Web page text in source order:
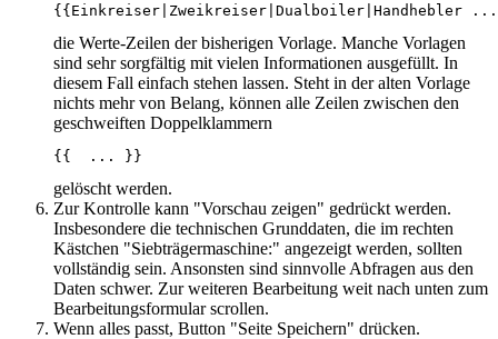
{{Einkreiser|Zweikreiser|Dualboiler|Handhebler
die Werte-Zeilen der bisherigen Vorlage. Manche Vorlagen
sind sehr sorgfältig mit vielen Informationen ausgefüllt. In
diesem Fall einfach stehen lassen. Steht in der alten Vorlage
nichts mehr von Belang, können alle Zeilen zwischen den
geschweiften Doppelklammern
{{  ... }}
gelöscht werden.
Zur Kontrolle kann "Vorschau zeigen" gedrückt werden.
Insbesondere die technischen Grunddaten, die im rechten
Kästchen "Siebträgermaschine:" angezeigt werden, sollten
vollständig sein. Ansonsten sind sinnvolle Abfragen aus den
Daten schwer. Zur weiteren Bearbeitung weit nach unten zum
Bearbeitungsformular scrollen.
Wenn alles passt, Button "Seite Speichern" drücken.